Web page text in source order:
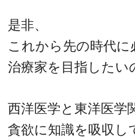
是非、
これから先の時代に
治療家を目指したい
西洋医学と東洋医学
貪欲に知識を吸収し